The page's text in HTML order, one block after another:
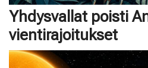
Yhdysvallat poisti
vientirajoitukset